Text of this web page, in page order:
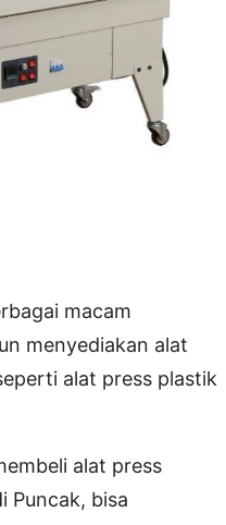
macam
menyediakan alat
alat press plastik
alat press
Puncak, bisa